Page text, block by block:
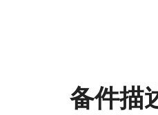
备件描